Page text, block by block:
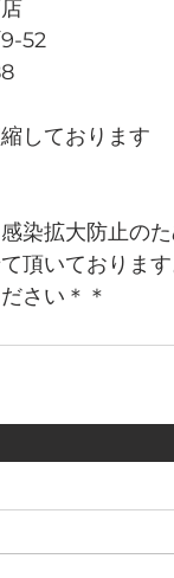
52
しております
染拡大防止の
頂いておりま
さい＊＊